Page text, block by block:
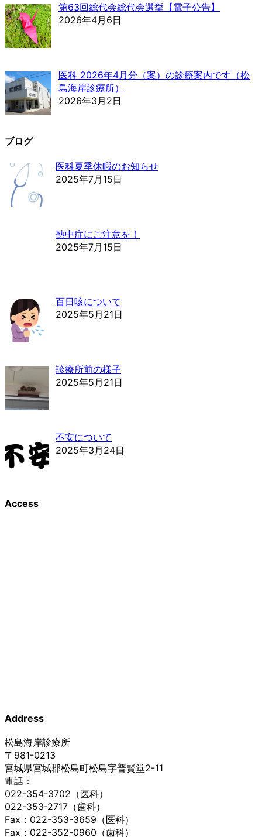
第63回総代会総代会選挙【電子公告】
2026年4月6日
医科 2026年4月分（案）の診療案内です（松
島海岸診療所）
2026年3月2日
ブログ
医科夏季休暇のお知らせ
2025年7月15日
熱中症にご注意を！
2025年7月15日
百日咳について
2025年5月21日
診療所前の様子
2025年5月21日
不安について
2025年3月24日
Access
Address
松島海岸診療所
〒981-0213
宮城県宮城郡松島町松島字普賢堂2-11
電話：
022-354-3702（医科）
022-353-2717（歯科）
Fax：022-353-3659（医科）
Fax：022-352-0960（歯科）